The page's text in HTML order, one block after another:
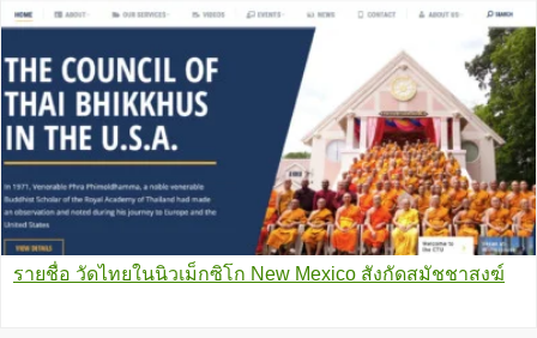
รายชื่อ วัดไทยในนิวเม็กซิโก New Mexico สังกัดสมัชชาสงฆ์